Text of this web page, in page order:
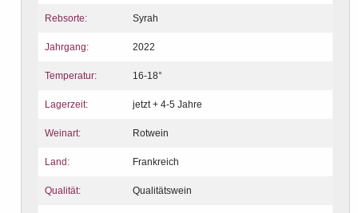
Rebsorte: Syrah
Jahrgang: 2022
Temperatur: 16-18°
Lagerzeit: jetzt + 4-5 Jahre
Weinart: Rotwein
Land: Frankreich
Qualität: Qualitätswein